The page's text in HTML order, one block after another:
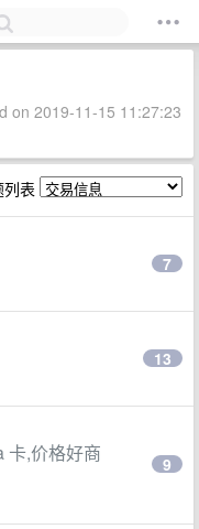
on 2019-11-15 11:27:23
表
7
13
卡,价格好商
9